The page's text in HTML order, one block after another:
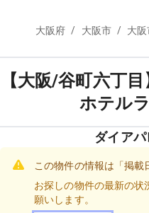
大阪府 / 大阪市 / 大
【大阪/谷町六丁
ホテル
ダイア
この物件の情報は「掲載
お探しの物件の最新の状
願いします。